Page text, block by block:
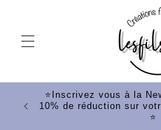
contenu
⭐Inscrivez vous à la
10% de réduction sur